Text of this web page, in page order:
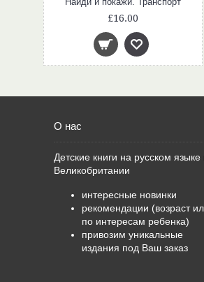
£16.00
О нас
Детские книги на русском языке
Великобритании
интересные новинки
рекомендации (возраст
по интересам ребенка)
привозим уникальные
издания под Ваш заказ